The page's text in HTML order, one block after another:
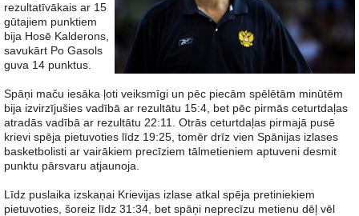
rezultatīvākais ar 15
gūtajiem punktiem
bija Hosē Kalderons,
savukārt Po Gasols
guva 14 punktus.
Spāņi maču iesāka ļoti veiksmīgi un pēc piecām spēlētām minūtēm
bija izvirzījušies vadībā ar rezultātu 15:4, bet pēc pirmās ceturtdaļas
atradās vadībā ar rezultātu 22:11. Otrās ceturtdaļas pirmajā pusē
krievi spēja pietuvoties līdz 19:25, tomēr drīz vien Spānijas izlases
basketbolisti ar vairākiem precīziem tālmetieniem aptuveni desmit
punktu pārsvaru atjaunoja.
Līdz puslaika izskaņai Krievijas izlase atkal spēja pretiniekiem
pietuvoties, šoreiz līdz 31:34, bet spāņi neprecīzu metienu dēļ vēl